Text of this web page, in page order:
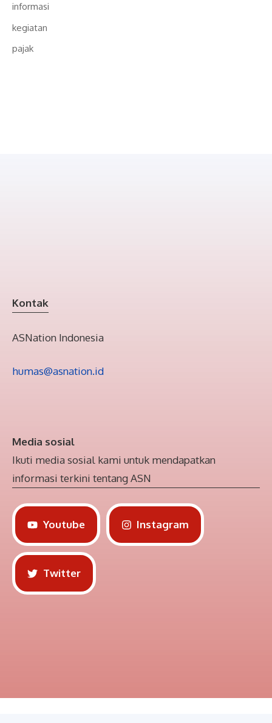
informasi
kegiatan
pajak
Kontak
ASNation Indonesia
humas@asnation.id
Media sosial
Ikuti media sosial kami untuk mendapatkan
informasi terkini tentang ASN
Youtube Instagram
Twitter